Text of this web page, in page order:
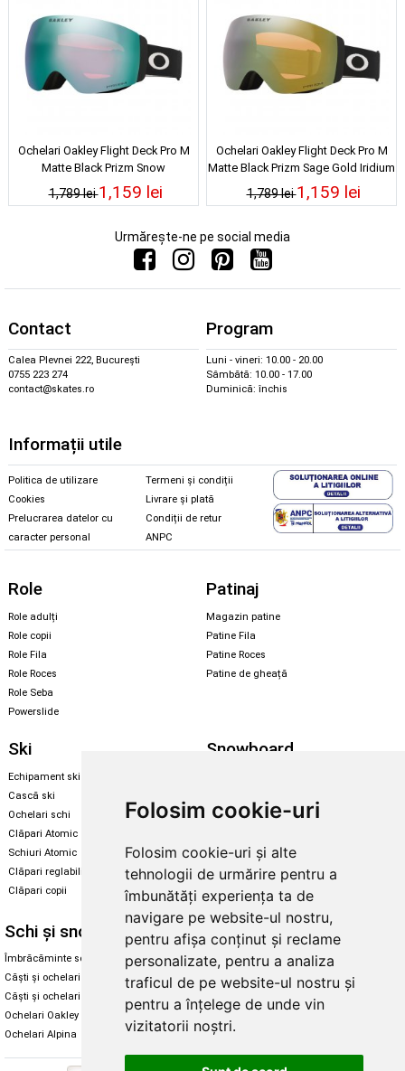
Folosim cookie-uri
Folosim cookie-uri și alte
tehnologii de urmărire pentru a
îmbunătăți experiența ta de
navigare pe website-ul nostru,
pentru afișa conținut și reclame
personalizate, pentru a analiza
traficul de pe website-ul nostru și
pentru a înțelege de unde vin
vizitatorii noștri.
Ochelari Oakley Flight Deck Pro M
Matte Black Prizm Snow
Sapphire/Torch Iridium 25/26
1,789 lei1,159 lei
Ochelari Oakley Flight Deck Pro M
Matte Black Prizm Sage Gold Iridium
25/26
1,789 lei1,159 lei
Urmărește-ne pe social media
Contact
Calea Plevnei 222, București
0755 223 274
contact@skates.ro
Program
Luni - vineri: 10.00 - 20.00
Sâmbătă: 10.00 - 17.00
Duminică: închis
Informații utile
Politica de utilizare
Cookies
Prelucrarea datelor cu
caracter personal
Termeni și condiții
Livrare și plată
Condiții de retur
ANPC
Role
Role adulți
Role copii
Role Fila
Role Roces
Role Seba
Powerslide
Patinaj
Magazin patine
Patine Fila
Patine Roces
Patine de gheață
Ski
Echipament ski
Cască ski
Ochelari schi
Clăpari Atomic
Schiuri Atomic
Clăpari reglabili
Clăpari copii
Snowboard
Legături Rome SDS
Skate & longboard
Santa Cruz
Enuff Skateboards
Schi și snowboard
Îmbrăcăminte schi și snowboard
Căști și ochelari de iarnă
Căști și ochelari Alpina
Ochelari Oakley
Ochelari Alpina
Diverse
Cum aleg rolele
Cum aleg ochelarii
Ochelari de soare Oakley
Ochelari de soare Alpina
Intretinere manusi